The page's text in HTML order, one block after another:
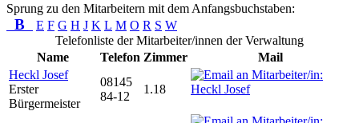
Sprung zu den Mitarbeitern mit dem Anfangsbuchstaben:
B E F G H J K L M O R S W
Telefonliste der Mitarbeiter/innen der Verwaltung
Name
Telefon Zimmer
Mail
Heckl Josef
Erster
Bürgermeister
08145
84-12
1.18